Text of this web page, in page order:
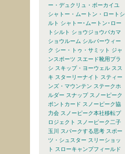
ー・デュクリュ・ボーカイユ
シャトー・ムートン・ロートシ
ルト シャトー･ムートン･ロー
トシルト ショウジョウバカマ
ショウルーム シルバーウィー
ク シー・トゥ・サミット ジャ
ンスポーツ スエード靴用ブラ
シ スキップ・ヨーウェル スス
キ スターリーナイト スティー
ンズ・マウンテン ステークホ
ルダー スナップ スノーピーク
ポントカード スノーピーク協
力会 スノーピーク本社移転プ
ロジェクト スノーピーク二子
玉川
スパークする思考 スポー
ツ・シュスター スリーショッ
ト スローキャンプフィールド